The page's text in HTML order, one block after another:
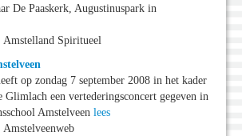
De Paaskerk, Augustinuspark in
Spiritueel
op zondag 7 september 2008 in het kader
Glimlach een vertederingsconcert gegeven in
Amstelveen lees